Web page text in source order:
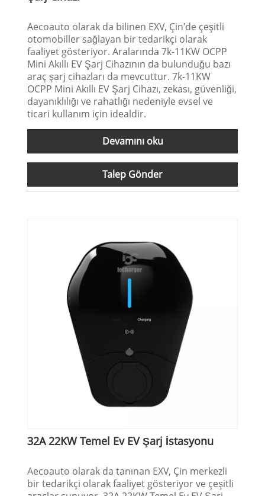
Aecoauto olarak da bilinen EXV, Çin'de çeşitli
otomobiller sağlayan bir tedarikçi olarak
faaliyet gösteriyor. Aralarında 7k-11KW OCPP
Mini Akıllı EV Şarj Cihazının da bulunduğu bazı
araç şarj cihazları da mevcuttur. 7k-11KW
OCPP Mini Akıllı EV Şarj Cihazı, zekası, güvenliği,
dayanıklılığı ve rahatlığı nedeniyle evsel ve
ticari kullanım için idealdir.
Devamını oku
Talep Gönder
32A 22KW Temel Ev EV Şarj İstasyonu
Aecoauto olarak da tanınan EXV, Çin merkezli
bir tedarikçi olarak faaliyet gösteriyor ve çeşitli